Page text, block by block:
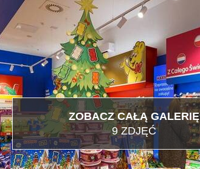
ZOBACZ CAŁĄ GALERIĘ
9 ZDJĘĆ